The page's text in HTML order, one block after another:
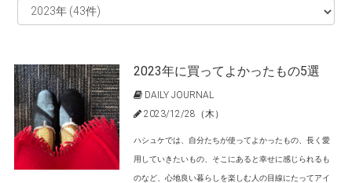
2023年に買ってよかったもの5選
DAILY JOURNAL
2023/12/28（木）
ハシュケでは、自分たちが使ってよかったもの、長く愛
用していきたいもの、そこにあると幸せに感じられるも
のなど、心地良い暮らしを楽しむ人の目線にたってアイ